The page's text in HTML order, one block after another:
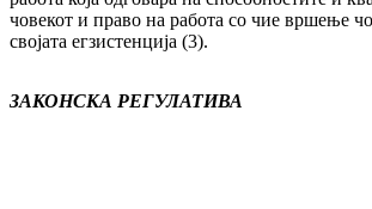
човекот и право на работа со чие вршење
својата егзистенција (3).
ЗАКОНСКА РЕГУЛАТИВА